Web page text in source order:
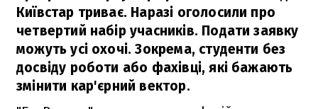
Київстар триває. Наразі оголосили про
четвертий набір учасників. Подати заявку
можуть усі охочі. Зокрема, студенти без
досвіду роботи або фахівці, які бажають
змінити кар'єрний вектор.